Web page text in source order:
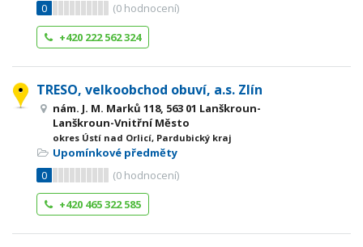
0
(0 hodnocení)
+420 222 562 324
TRESO, velkoobchod obuví, a.s. Zlín
nám. J. M. Marků 118, 563 01 Lanškroun-
Lanškroun-Vnitřní Město
okres Ústí nad Orlicí, Pardubický kraj
Upomínkové předměty
0
(0 hodnocení)
+420 465 322 585